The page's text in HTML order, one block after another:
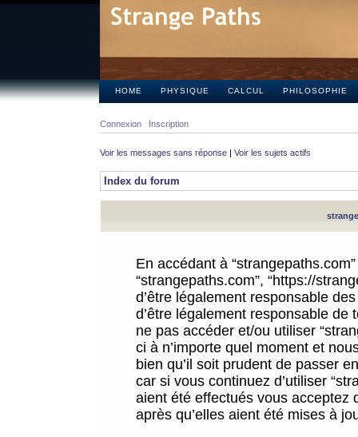
HOME PHYSIQUE CALCUL PHILOSOPHIE
Connexion Inscription
Voir les messages sans réponse | Voir les sujets actifs
Index du forum
En accédant à
“strangepaths.com”, “https://
d’être légalement responsable
d’être légalement responsable
ne pas accéder et/ou utiliser
ci à n’importe quel moment et
bien qu’il soit prudent de passer
car si vous continuez d’utiliser
aient été effectués vous acceptez
après qu’elles aient été mises à